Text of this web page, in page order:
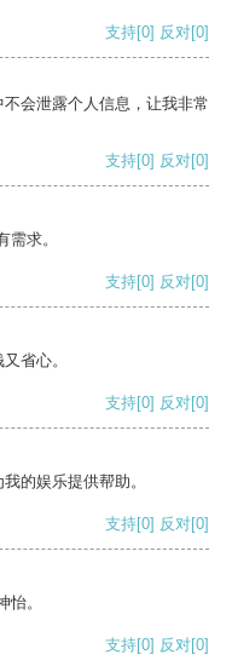
支持[0] 反对[0]
会泄露个人信息，让我非常
支持[0] 反对[0]
求。
支持[0] 反对[0]
省心。
支持[0] 反对[0]
的娱乐提供帮助。
支持[0] 反对[0]
。
支持[0] 反对[0]